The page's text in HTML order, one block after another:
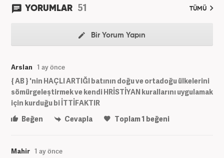
YORUMLAR 51 TÜMÜ
Bir Yorum Yapın
Arslan 1 ay önce
{ AB } 'nin HAÇLI ARTIĞI batının doğu ve ortadoğu ülkelerini
sömürgeleştirmek ve kendi HRİSTİYAN kurallarını uygulamak
için kurduğu bi İTTİFAKTIR
Beğen
Cevapla Toplam1 beğeni
Mahir 1 ay önce